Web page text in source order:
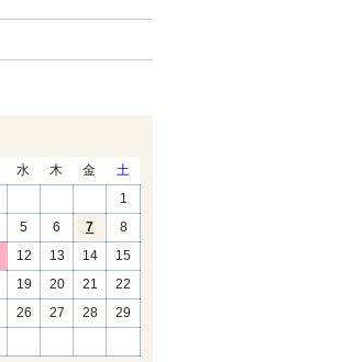
水 木 金
土
1
5 6 7
8
12 13 14
15
19 20 21
22
26 27 28
29